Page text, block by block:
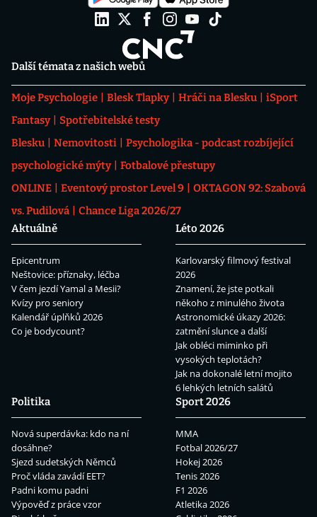
Další témata z našich webů
Moje Psychologie Blesk Tlapky Hráči na Blesku
iSport
Fantasy
Spotřebitelské testy
Blesku
Nemovitosti
Psychologika - podcast rozbíjející
psychologické mýty
Fotbalové přestupy
ONLINE
Eventový prostor Level 9
OKTAGON 92: Szabová
vs. Pudilová
Chance Liga 2026/27
Aktuálně
Epicentrum
Neštovice: příznaky, léčba
V čem jezdí Yamal a Mesii?
Kvízy pro seniory
Kalendář úplňků 2026
Co je bodycount?
Léto 2026
Karlovarský filmový festival
2026
Znamení, že jste potkali
někoho z minulého života
Astronomické úkazy 2026:
zatmění slunce a další
Jak obléci miminko při
vysokých teplotách?
Jak na dokonalé letní mojito
6 lehkých letních salátů
Politika
Nová superdávka: kdo na ní
dosáhne?
Sjezd sudetských Němců
Proč vláda zavádí EET?
Padni komu padni
Výpověď z práce vzor
Sport 2026
MMA
Fotbal 2026/27
Hokej 2026
Tenis 2026
F1 2026
Atletika 2026